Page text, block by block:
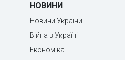
НОВИНИ
Новини України
Війна в Україні
Економіка